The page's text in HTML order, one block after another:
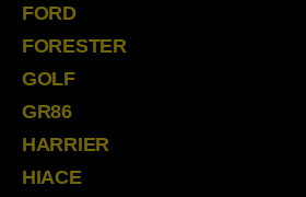
FORD
FORESTER
GOLF
GR86
HARRIER
HIACE